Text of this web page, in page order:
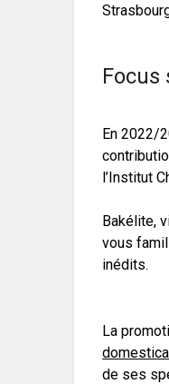
En 2022/
l’Institut
Bakélite,
vous
inédits.
La
de ses